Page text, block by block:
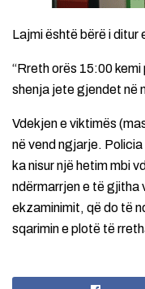
Lajmi është bërë i
“Rreth orës 15:00
shenja jete gjendet në
Vdekjen e viktimës
në vend ngjarje.
ka nisur një hetim mbi
ndërmarrjen e të gjitha
ekzaminimit, që do të
sqarimin e plotë të